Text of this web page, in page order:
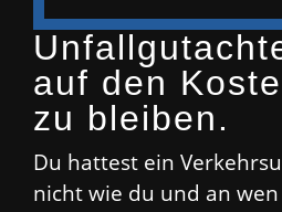
auf den
zu bleiben.
Du hattest ein
nicht wie du und an